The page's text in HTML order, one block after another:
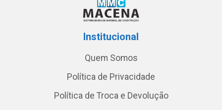
Institucional
Quem Somos
Política de Privacidade
Política de Troca e Devolução